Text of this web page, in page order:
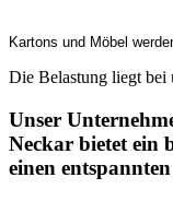
Kartons und Möbel
Die Belastung liegt bei
Unser
Neckar bietet ein
einen